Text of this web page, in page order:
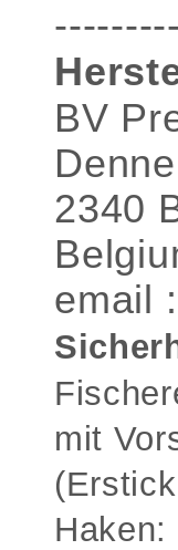
BV
2340
email
mit